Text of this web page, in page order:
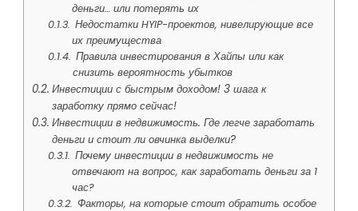
деньги… или потерять их
Недостатки HYIP-проектов, нивелирующие все
их преимущества
Правила инвестирования в Хайпы или как
снизить вероятность убытков
Инвестиции с быстрым доходом! 3 шага к
заработку прямо сейчас!
Инвестиции в недвижимость. Где легче заработать
деньги и стоит ли овчинка выделки?
Почему инвестиции в недвижимость не
отвечают на вопрос, как заработать деньги за 1
час?
Факторы, на которые стоит обратить особое